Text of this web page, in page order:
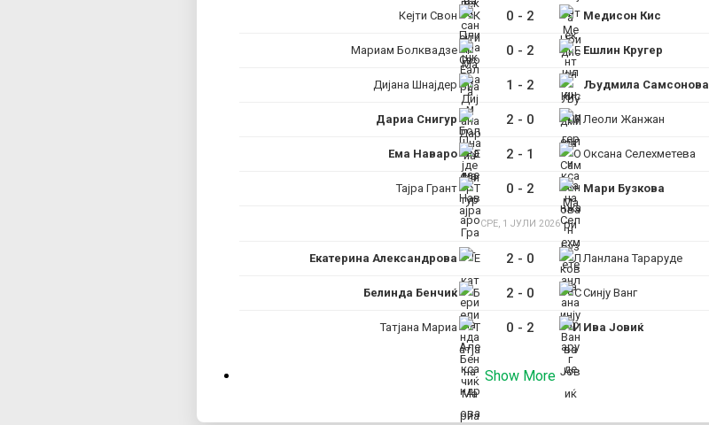
Кејти Свон 0 - 2 Медисон Кис
Мариам Болквадзе 0 - 2 Ешлин Кругер
Дијана Шнајдер 1 - 2 Људмила Самсонова
Дариа Снигур 2 - 0 Леоли Жанжан
Ема Наваро 2 - 1 Оксана Селехметева
Тајра Грант 0 - 2 Мари Бузкова
СРЕ, 1 ЈУЛИ 2026
Екатерина Александрова 2 - 0 Ланлана Тараруде
Белинда Бенчиќ 2 - 0 Синју Ванг
Татјана Мариа 0 - 2 Ива Јовиќ
Show More